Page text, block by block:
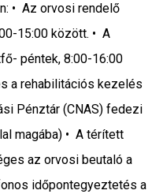
• Az orvosi rendelő
15:00 között. • A
péntek, 8:00-16:00
a rehabilitációs kezelés
Pénztár (CNAS) fedezi
magába) • A térített
az orvosi beutaló a
időpontegyeztetés a